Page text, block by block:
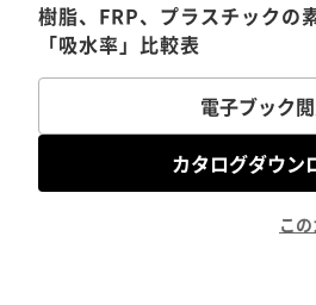
樹脂、FRP、プラスチックの
「吸水率」比較表
電子ブック
カタログダウン
こ